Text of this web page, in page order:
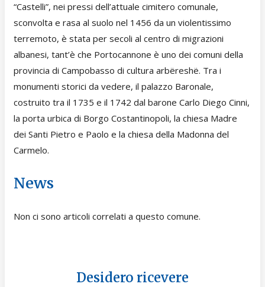
“Castelli”, nei pressi dell’attuale cimitero comunale,
sconvolta e rasa al suolo nel 1456 da un violentissimo
terremoto, è stata per secoli al centro di migrazioni
albanesi, tant’è che Portocannone è uno dei comuni della
provincia di Campobasso di cultura arbëreshë. Tra i
monumenti storici da vedere, il palazzo Baronale,
costruito tra il 1735 e il 1742 dal barone Carlo Diego Cinni,
la porta urbica di Borgo Costantinopoli, la chiesa Madre
dei Santi Pietro e Paolo e la chiesa della Madonna del
Carmelo.
News
Non ci sono articoli correlati a questo comune.
Desidero ricevere